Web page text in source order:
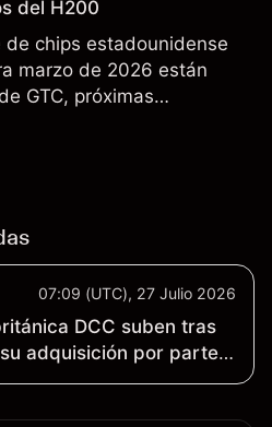
del H200
chips estadounidense
marzo de 2026 están
GTC, próximas
y la incertidumbre
07:09 (UTC), 27 Julio 2026
DCC suben tras
adquisición por parte
por valor de 7.7 mil